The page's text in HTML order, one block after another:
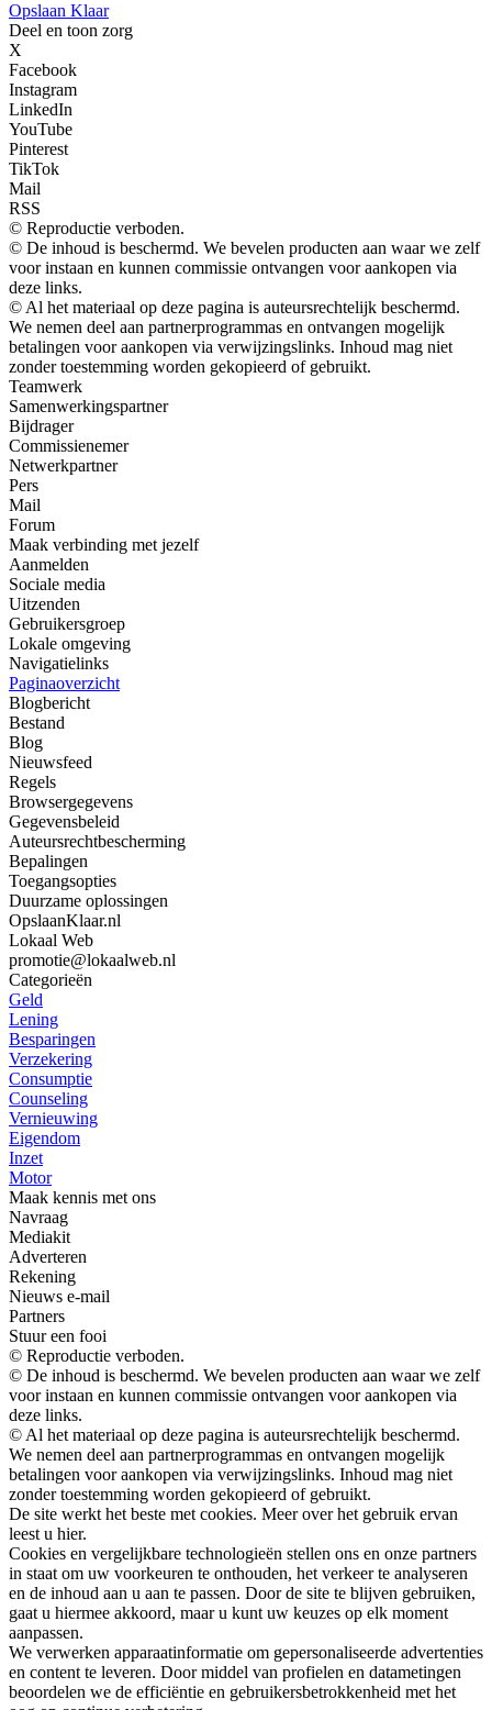
Opslaan Klaar
Deel en toon zorg
X
Facebook
Instagram
LinkedIn
YouTube
Pinterest
TikTok
Mail
RSS
© Reproductie verboden.
© De inhoud is beschermd. We bevelen producten aan waar we zelf
voor instaan ​​en kunnen commissie ontvangen voor aankopen via
deze links.
© Al het materiaal op deze pagina is auteursrechtelijk beschermd.
We nemen deel aan partnerprogrammas en ontvangen mogelijk
betalingen voor aankopen via verwijzingslinks. Inhoud mag niet
zonder toestemming worden gekopieerd of gebruikt.
Teamwerk
Samenwerkingspartner
Bijdrager
Commissienemer
Netwerkpartner
Pers
Mail
Forum
Maak verbinding met jezelf
Aanmelden
Sociale media
Uitzenden
Gebruikersgroep
Lokale omgeving
Navigatielinks
Paginaoverzicht
Blogbericht
Bestand
Blog
Nieuwsfeed
Regels
Browsergegevens
Gegevensbeleid
Auteursrechtbescherming
Bepalingen
Toegangsopties
Duurzame oplossingen
OpslaanKlaar.nl
Lokaal Web
promotie@lokaalweb.nl
Categorieën
Geld
Lening
Besparingen
Verzekering
Consumptie
Counseling
Vernieuwing
Eigendom
Inzet
Motor
Maak kennis met ons
Navraag
Mediakit
Adverteren
Rekening
Nieuws e-mail
Partners
Stuur een fooi
© Reproductie verboden.
© De inhoud is beschermd. We bevelen producten aan waar we zelf
voor instaan ​​en kunnen commissie ontvangen voor aankopen via
deze links.
© Al het materiaal op deze pagina is auteursrechtelijk beschermd.
We nemen deel aan partnerprogrammas en ontvangen mogelijk
betalingen voor aankopen via verwijzingslinks. Inhoud mag niet
zonder toestemming worden gekopieerd of gebruikt.
De site werkt het beste met cookies. Meer over het gebruik ervan
leest u hier.
Cookies en vergelijkbare technologieën stellen ons en onze partners
in staat om uw voorkeuren te onthouden, het verkeer te analyseren
en de inhoud aan u aan te passen. Door de site te blijven gebruiken,
gaat u hiermee akkoord, maar u kunt uw keuzes op elk moment
aanpassen.
We verwerken apparaatinformatie om gepersonaliseerde advertenties
en content te leveren. Door middel van profielen en datametingen
beoordelen we de efficiëntie en gebruikersbetrokkenheid met het